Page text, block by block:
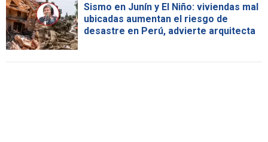
Sismo en Junín y El Niño: viviendas mal
ubicadas aumentan el riesgo de
desastre en Perú, advierte arquitecta